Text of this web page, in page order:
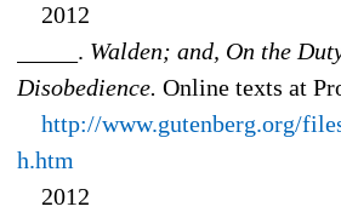
2012
_____. Walden; and, On the
Disobedience. Online texts at
http://www.gutenberg.org/
h.htm
2012